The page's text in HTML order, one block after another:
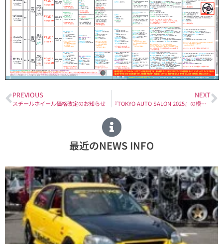
PREVIOUS
スチールホイール価格改定のお知らせ
NEXT
『TOKYO AUTO SALON 2025』の模様をYouTubeで公開！
最近のNEWS INFO